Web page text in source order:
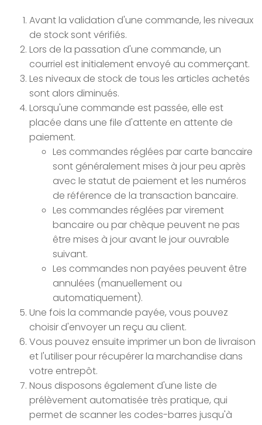
Avant la validation d'une commande, les niveaux
de stock sont vérifiés.
Lors de la passation d'une commande, un
courriel est initialement envoyé au commerçant.
Les niveaux de stock de tous les articles achetés
sont alors diminués.
Lorsqu'une commande est passée, elle est
placée dans une file d'attente en attente de
paiement.
Les commandes réglées par carte bancaire
sont généralement mises à jour peu après
avec le statut de paiement et les numéros
de référence de la transaction bancaire.
Les commandes réglées par virement
bancaire ou par chèque peuvent ne pas
être mises à jour avant le jour ouvrable
suivant.
Les commandes non payées peuvent être
annulées (manuellement ou
automatiquement).
Une fois la commande payée, vous pouvez
choisir d'envoyer un reçu au client.
Vous pouvez ensuite imprimer un bon de livraison
et l'utiliser pour récupérer la marchandise dans
votre entrepôt.
Nous disposons également d'une liste de
prélèvement automatisée très pratique, qui
permet de scanner les codes-barres jusqu'à